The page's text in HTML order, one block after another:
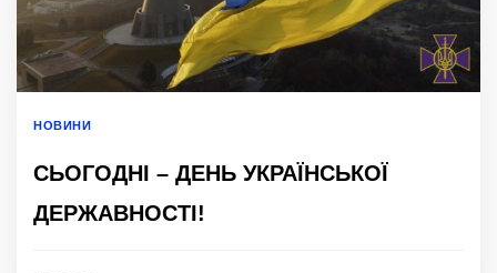
НОВИНИ
СЬОГОДНІ – ДЕНЬ УКРАЇНСЬКОЇ
ДЕРЖАВНОСТІ!